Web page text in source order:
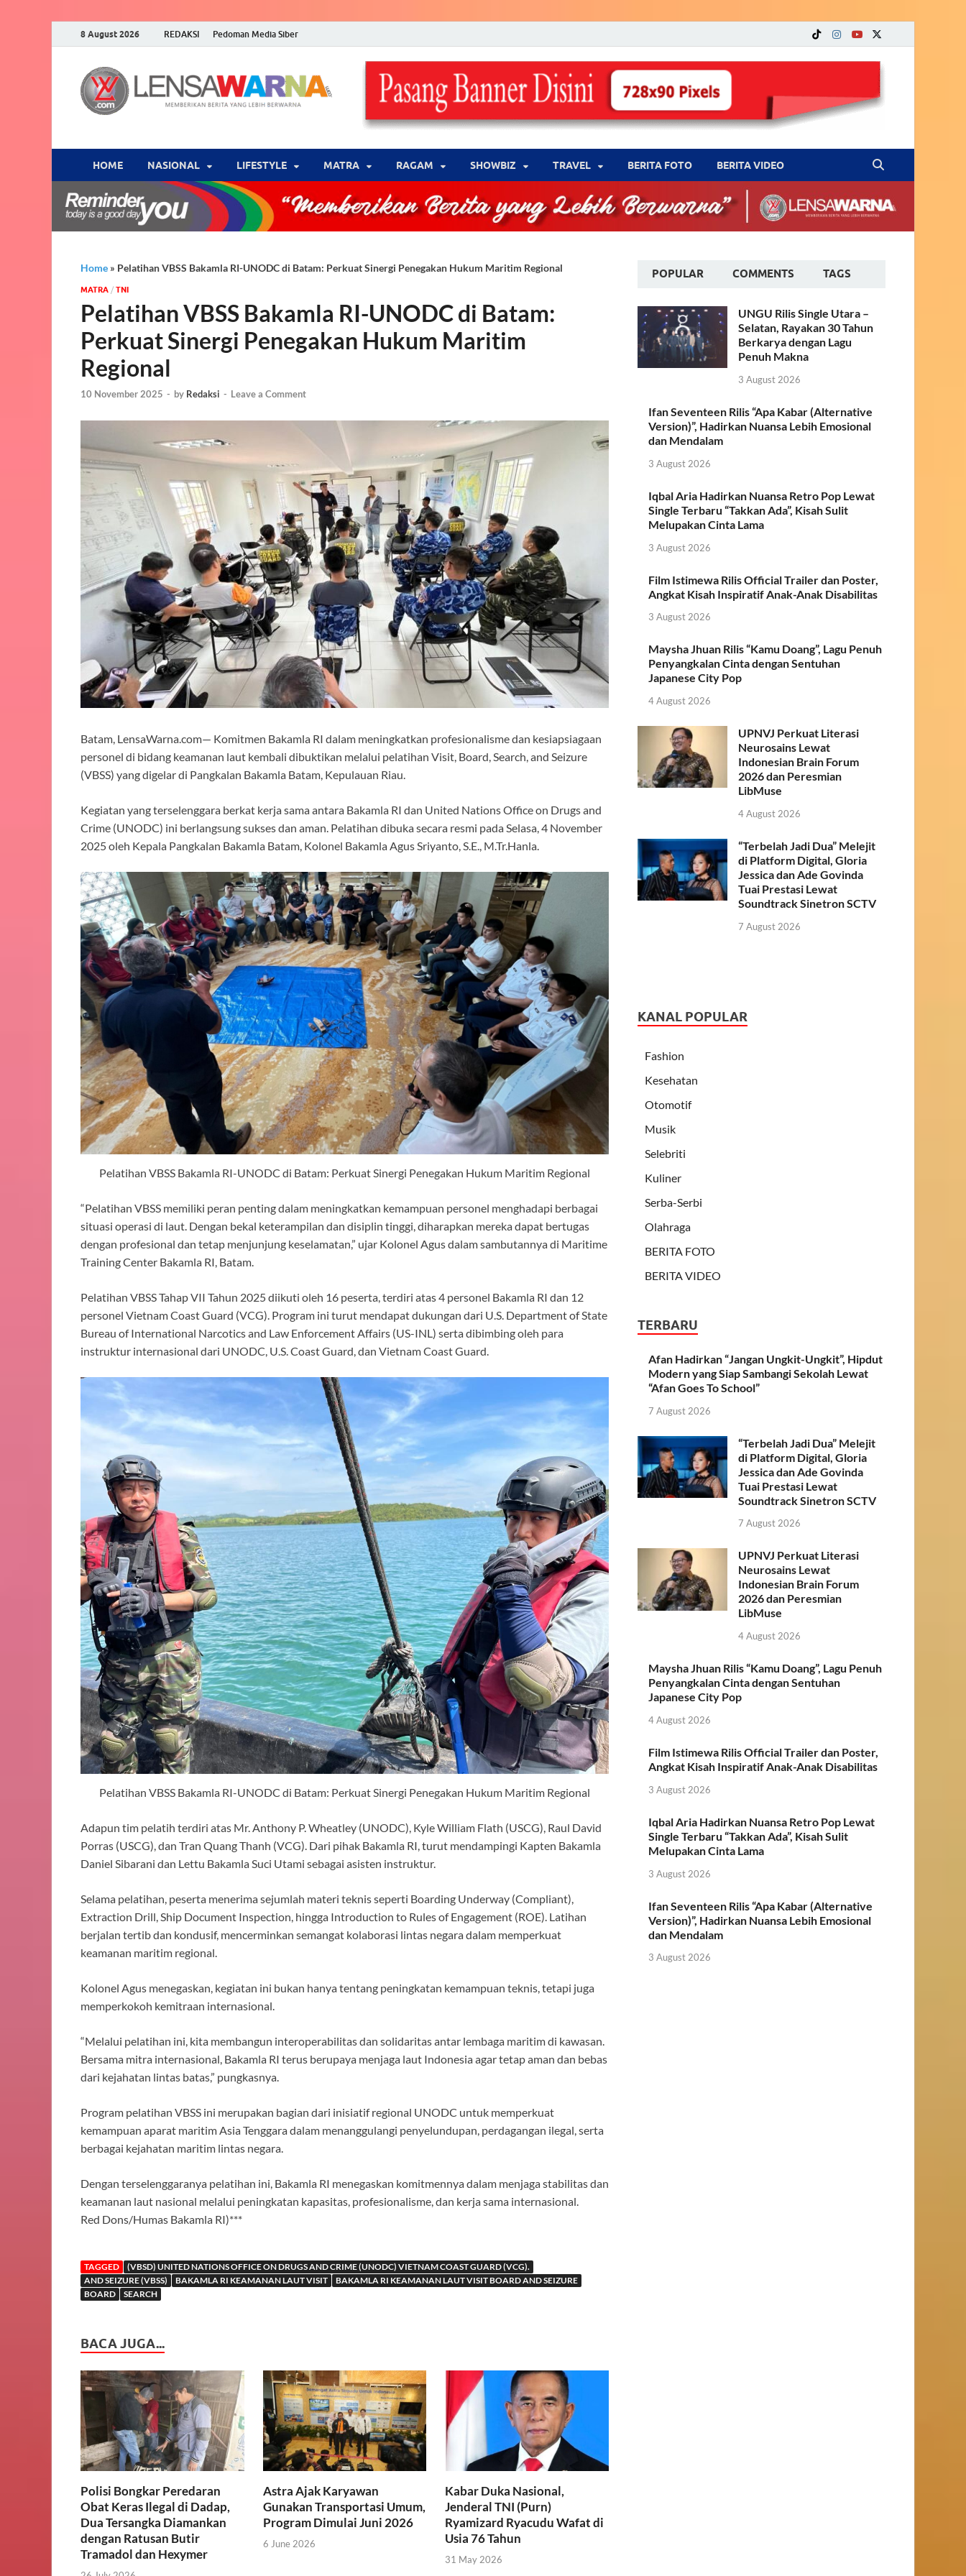
8 August 2026 REDAKSI Pedoman Media Siber
LENSA WARNA .com
Memberikan Berita yang Lebih Berwarna
HOME NASIONAL ‎LIFESTYLE MATRA ‎RAGAM ‎SHOWBIZ ‎TRAVEL BERITA FOTO BERITA VIDEO
Home » Pelatihan VBSS Bakamla RI-UNODC di Batam: Perkuat Sinergi Penegakan Hukum Maritim Regional
MATRA / TNI
Pelatihan VBSS Bakamla RI-UNODC di Batam:
Perkuat Sinergi Penegakan Hukum Maritim
Regional
10 November 2025 - by Redaksi - Leave a Comment
Batam, LensaWarna.com— Komitmen Bakamla RI dalam meningkatkan profesionalisme dan kesiapsiagaan
personel di bidang keamanan laut kembali dibuktikan melalui pelatihan Visit, Board, Search, and Seizure
(VBSS) yang digelar di Pangkalan Bakamla Batam, Kepulauan Riau.
Kegiatan yang terselenggara berkat kerja sama antara Bakamla RI dan United Nations Office on Drugs and
Crime (UNODC) ini berlangsung sukses dan aman. Pelatihan dibuka secara resmi pada Selasa, 4 November
2025 oleh Kepala Pangkalan Bakamla Batam, Kolonel Bakamla Agus Sriyanto, S.E., M.Tr.Hanla.
Pelatihan VBSS Bakamla RI-UNODC di Batam: Perkuat Sinergi Penegakan Hukum Maritim Regional
“Pelatihan VBSS memiliki peran penting dalam meningkatkan kemampuan personel menghadapi berbagai
situasi operasi di laut. Dengan bekal keterampilan dan disiplin tinggi, diharapkan mereka dapat bertugas
dengan profesional dan tetap menjunjung keselamatan,” ujar Kolonel Agus dalam sambutannya di Maritime
Training Center Bakamla RI, Batam.
Pelatihan VBSS Tahap VII Tahun 2025 diikuti oleh 16 peserta, terdiri atas 4 personel Bakamla RI dan 12
personel Vietnam Coast Guard (VCG). Program ini turut mendapat dukungan dari U.S. Department of State
Bureau of International Narcotics and Law Enforcement Affairs (US-INL) serta dibimbing oleh para
instruktur internasional dari UNODC, U.S. Coast Guard, dan Vietnam Coast Guard.
Pelatihan VBSS Bakamla RI-UNODC di Batam: Perkuat Sinergi Penegakan Hukum Maritim Regional
Adapun tim pelatih terdiri atas Mr. Anthony P. Wheatley (UNODC), Kyle William Flath (USCG), Raul David
Porras (USCG), dan Tran Quang Thanh (VCG). Dari pihak Bakamla RI, turut mendampingi Kapten Bakamla
Daniel Sibarani dan Lettu Bakamla Suci Utami sebagai asisten instruktur.
Selama pelatihan, peserta menerima sejumlah materi teknis seperti Boarding Underway (Compliant),
Extraction Drill, Ship Document Inspection, hingga Introduction to Rules of Engagement (ROE). Latihan
berjalan tertib dan kondusif, mencerminkan semangat kolaborasi lintas negara dalam memperkuat
keamanan maritim regional.
Kolonel Agus menegaskan, kegiatan ini bukan hanya tentang peningkatan kemampuan teknis, tetapi juga
memperkokoh kemitraan internasional.
“Melalui pelatihan ini, kita membangun interoperabilitas dan solidaritas antar lembaga maritim di kawasan.
Bersama mitra internasional, Bakamla RI terus berupaya menjaga laut Indonesia agar tetap aman dan bebas
dari kejahatan lintas batas,” pungkasnya.
Program pelatihan VBSS ini merupakan bagian dari inisiatif regional UNODC untuk memperkuat
kemampuan aparat maritim Asia Tenggara dalam menanggulangi penyelundupan, perdagangan ilegal, serta
berbagai kejahatan maritim lintas negara.
Dengan terselenggaranya pelatihan ini, Bakamla RI menegaskan komitmennya dalam menjaga stabilitas dan
keamanan laut nasional melalui peningkatan kapasitas, profesionalisme, dan kerja sama internasional.
Red Dons/Humas Bakamla RI)***
TAGGED
(VBSD) UNITED NATIONS OFFICE ON DRUGS AND CRIME (UNODC) VIETNAM COAST GUARD (VCG).
AND SEIZURE (VBSS)
BAKAMLA RI KEAMANAN LAUT VISIT
BAKAMLA RI KEAMANAN LAUT VISIT BOARD AND SEIZURE
BOARD
SEARCH
BACA JUGA...
Polisi Bongkar Peredaran
Obat Keras Ilegal di Dadap,
Dua Tersangka Diamankan
dengan Ratusan Butir
Tramadol dan Hexymer
Astra Ajak Karyawan
Gunakan Transportasi Umum,
Program Dimulai Juni 2026
6 June 2026
Kabar Duka Nasional,
Jenderal TNI (Purn)
Ryamizard Ryacudu Wafat di
Usia 76 Tahun
31 May 2026
POPULAR COMMENTS TAGS
UNGU Rilis Single Utara –
Selatan, Rayakan 30 Tahun
Berkarya dengan Lagu
Penuh Makna
3 August 2026
Ifan Seventeen Rilis “Apa Kabar (Alternative
Version)”, Hadirkan Nuansa Lebih Emosional
dan Mendalam
3 August 2026
Iqbal Aria Hadirkan Nuansa Retro Pop Lewat
Single Terbaru “Takkan Ada”, Kisah Sulit
Melupakan Cinta Lama
3 August 2026
Film Istimewa Rilis Official Trailer dan Poster,
Angkat Kisah Inspiratif Anak-Anak Disabilitas
3 August 2026
Maysha Jhuan Rilis “Kamu Doang”, Lagu Penuh
Penyangkalan Cinta dengan Sentuhan
Japanese City Pop
4 August 2026
UPNVJ Perkuat Literasi
Neurosains Lewat
Indonesian Brain Forum
2026 dan Peresmian
LibMuse
4 August 2026
“Terbelah Jadi Dua” Melejit
di Platform Digital, Gloria
Jessica dan Ade Govinda
Tuai Prestasi Lewat
Soundtrack Sinetron SCTV
7 August 2026
KANAL POPULAR
Fashion
Kesehatan
Otomotif
Musik
Selebriti
Kuliner
Serba-Serbi
Olahraga
BERITA FOTO
BERITA VIDEO
TERBARU
Afan Hadirkan “Jangan Ungkit-Ungkit”, Hipdut
Modern yang Siap Sambangi Sekolah Lewat
“Afan Goes To School”
7 August 2026
“Terbelah Jadi Dua” Melejit
di Platform Digital, Gloria
Jessica dan Ade Govinda
Tuai Prestasi Lewat
Soundtrack Sinetron SCTV
7 August 2026
UPNVJ Perkuat Literasi
Neurosains Lewat
Indonesian Brain Forum
2026 dan Peresmian
LibMuse
4 August 2026
Maysha Jhuan Rilis “Kamu Doang”, Lagu Penuh
Penyangkalan Cinta dengan Sentuhan
Japanese City Pop
4 August 2026
Film Istimewa Rilis Official Trailer dan Poster,
Angkat Kisah Inspiratif Anak-Anak Disabilitas
3 August 2026
Iqbal Aria Hadirkan Nuansa Retro Pop Lewat
Single Terbaru “Takkan Ada”, Kisah Sulit
Melupakan Cinta Lama
3 August 2026
Ifan Seventeen Rilis “Apa Kabar (Alternative
Version)”, Hadirkan Nuansa Lebih Emosional
dan Mendalam
3 August 2026